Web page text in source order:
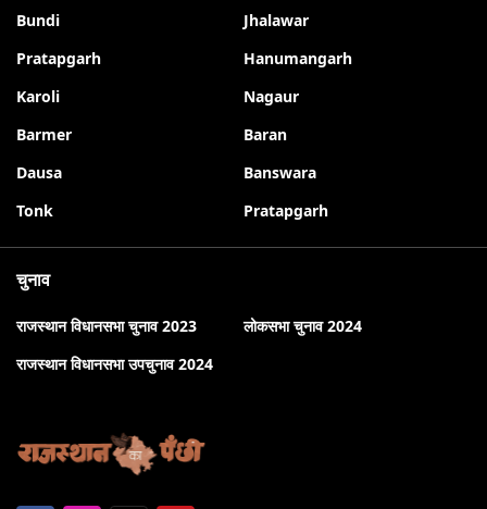
Bundi
Jhalawar
Pratapgarh
Hanumangarh
Karoli
Nagaur
Barmer
Baran
Dausa
Banswara
Tonk
Pratapgarh
चुनाव
राजस्थान विधानसभा चुनाव 2023
लोकसभा चुनाव 2024
राजस्थान विधानसभा उपचुनाव 2024